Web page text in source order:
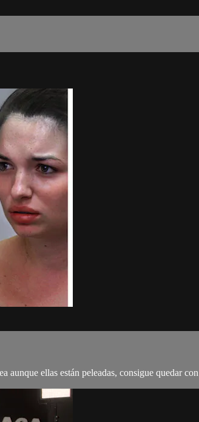
ellas están peleadas, consigue quedar